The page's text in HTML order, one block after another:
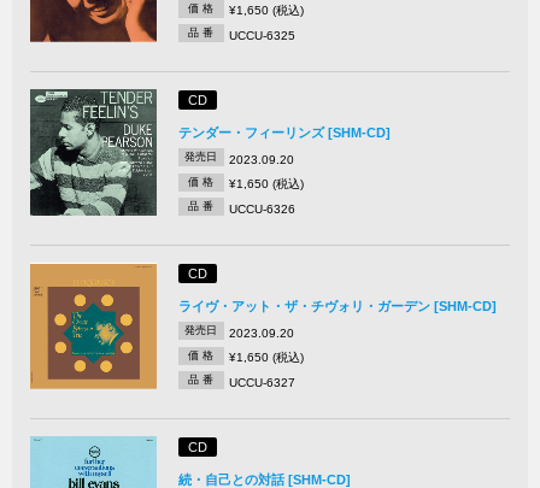
価 格 ¥1,650 (税込)
品 番 UCCU-6325
CD
テンダー・フィーリンズ [SHM-CD]
発売日 2023.09.20
価 格 ¥1,650 (税込)
品 番 UCCU-6326
CD
ライヴ・アット・ザ・チヴォリ・ガーデン [SHM-CD]
発売日 2023.09.20
価 格 ¥1,650 (税込)
品 番 UCCU-6327
CD
続・自己との対話 [SHM-CD]